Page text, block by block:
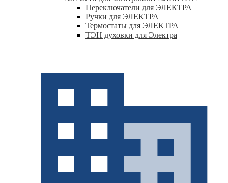
Переключатели для ЭЛЕКТРА
Ручки для ЭЛЕКТРА
Термостаты для ЭЛЕКТРА
ТЭН духовки для Электра